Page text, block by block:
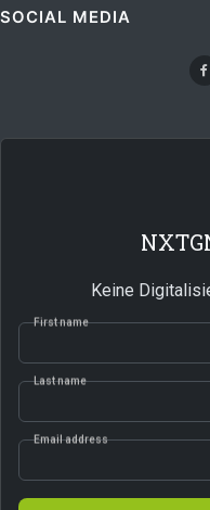
SOCIAL MEDIA
Keine
First name
Last name
Email address